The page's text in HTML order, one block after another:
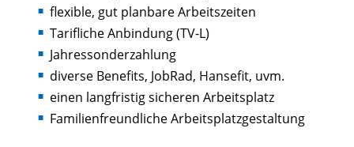
flexible, gut planbare Arbeitszeiten
Tarifliche Anbindung (TV-L)
Jahressonderzahlung
diverse Benefits, JobRad, Hansefit, uvm.
einen langfristig sicheren Arbeitsplatz
Familienfreundliche Arbeitsplatzgestaltung